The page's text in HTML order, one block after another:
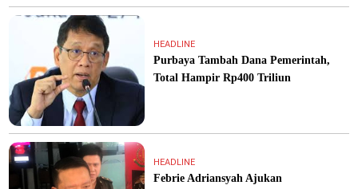
HEADLINE
Purbaya Tambah Dana Pemerintah,
Total Hampir Rp400 Triliun
HEADLINE
Febrie Adriansyah Ajukan